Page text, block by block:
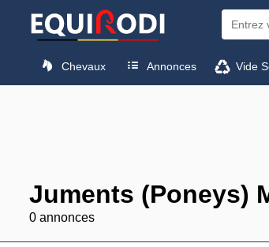
Chevaux Annonces Vide
Juments (Poneys)
0 annonces